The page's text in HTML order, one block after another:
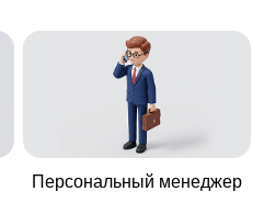
Персональный менеджер